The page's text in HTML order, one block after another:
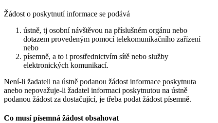
Žádost o poskytnutí informace se podává
ústně, tj osobní návštěvou na příslušném orgánu nebo
dotazem provedeným pomocí telekomunikačního zařízení
nebo
písemně, a to i prostřednictvím sítě nebo služby
elektronických komunikací.
Není-li žadateli na ústně podanou žádost informace poskytnuta
anebo nepovažuje-li žadatel informaci poskytnutou na ústně
podanou žádost za dostačující, je třeba podat žádost písemně.
Co musí písemná žádost obsahovat